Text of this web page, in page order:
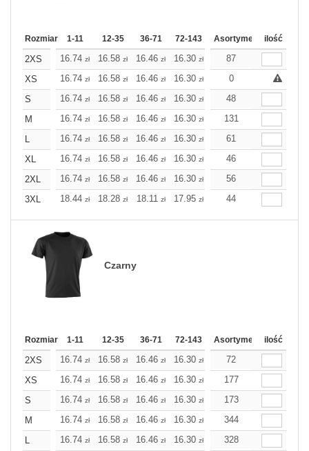
Rozmiar 1-11 12-35 36-71 72-143 144-287 288 Dodaj
Asortyment ilość
2XS 16.74 zł 16.58 zł 16.46 zł 16.30 zł 16.14
87
XS
16.74 zł 16.58 zł 16.46 zł 16.30 zł 16.14 16.14zł
0
S
16.74 zł 16.58 zł 16.46 zł 16.30 zł 16.14
48
M
16.74 zł 16.58 zł 16.46 zł 16.30 zł 16.14
131
L
16.74 zł 16.58 zł 16.46 zł 16.30 zł 16.14
61
XL
16.74 zł 16.58 zł 16.46 zł 16.30 zł 16.14
46
2XL
16.74 zł 16.58 zł 16.46 zł 16.30 zł 16.14
56
3XL
18.44 zł 18.28 zł 18.11 zł 17.95 zł 17.79
44
Czarny
Rozmiar 1-11 12-35 36-71 72-143 144-287 288 Dodaj
Asortyment ilość
2XS 16.74 zł 16.58 zł 16.46 zł 16.30 zł 16.14
72
XS
16.74 zł 16.58 zł 16.46 zł 16.30 zł 16.14zł
177
S
16.74 zł 16.58 zł 16.46 zł 16.30 zł 16.14zł
173
M
16.74 zł 16.58 zł 16.46 zł 16.30 zł 16.14zł
344
L
16.74 zł 16.58 zł 16.46 zł 16.30 zł 16.14zł
328